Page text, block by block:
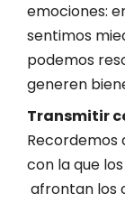
emociones:
sentimos
podemos
generen
Transmitir
Recordemos
con la que
afrontan los